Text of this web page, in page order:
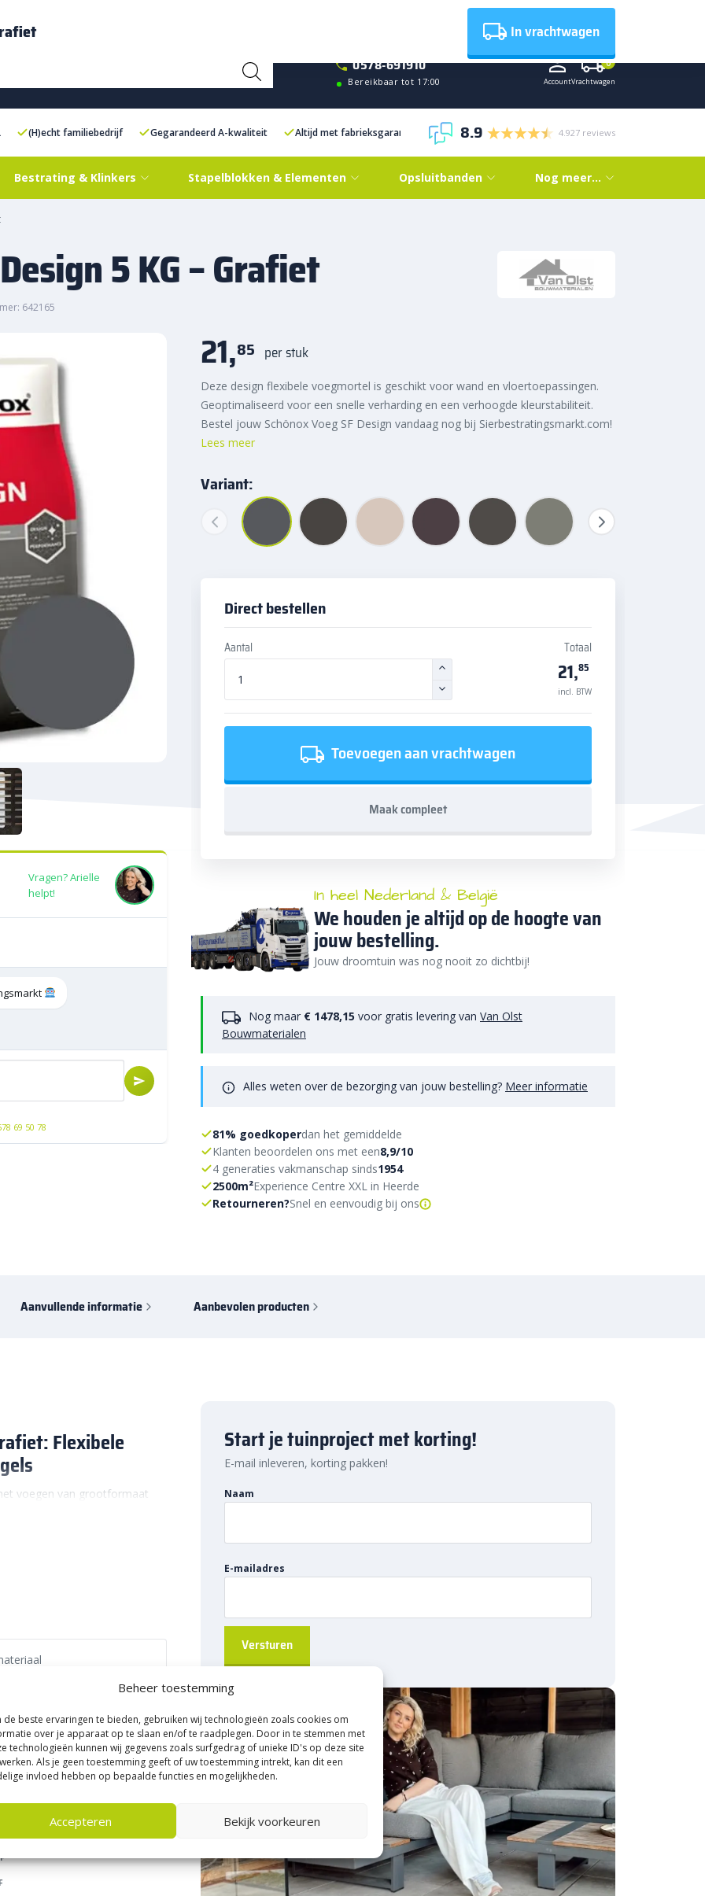
Beheer toestemming
de beste ervaringen te bieden, gebruiken wij technologieën zoals cookies om
over je apparaat op te slaan en/of te raadplegen. Door in te stemmen met
technologieën kunnen wij gegevens zoals surfgedrag of unieke ID's op deze site
Als je geen toestemming geeft of uw toestemming intrekt, kan dit een
invloed hebben op bepaalde functies en mogelijkheden.
Accepteren Bekijk voorkeuren
0578-691910
Bereikbaar tot 17:00 AccountVrachtwagen
0
(H)echt familiebedrijf Gegarandeerd A-kwaliteit Altijd met fabrieksgarantie 8.9 4.927 reviews
Bestrating & Klinkers Stapelblokken & Elementen Opsluitbanden Nog meer…
5 KG – Grafiet
642165
Vragen? Arielle
helpt!
69 50 78
21,85 per stuk
Deze design flexibele voegmortel is geschikt voor wand en vloertoepassingen.
Geoptimaliseerd voor een snelle verharding en een verhoogde kleurstabiliteit.
Bestel jouw Schönox Voeg SF Design vandaag nog bij Sierbestratingsmarkt.com!
Lees meer
Variant:
Direct bestellen
Aantal Totaal
21,85
incl. BTW
Toevoegen aan vrachtwagen
Maak compleet
In heel Nederland & België
We houden je altijd op de hoogte van
jouw bestelling.
Jouw droomtuin was nog nooit zo dichtbij!
Nog maar € 1478,15 voor gratis levering van Van Olst
Bouwmaterialen
Alles weten over de bezorging van jouw bestelling? Meer informatie
81% goedkoperdan het gemiddelde
Klanten beoordelen ons met een8,9/10
4 generaties vakmanschap sinds1954
2500m²Experience Centre XXL in Heerde
Retourneren?Snel en eenvoudig bij ons
Aanvullende informatie Aanbevolen producten
Flexibele
voegen van grootformaat
binnen als buiten. Deze
en biedt
kwaliteit.
slijtvastheid en uitstekende
zelfs onder zware
op vloerverwarming en is
maakt voor diverse
kleuren en geschikt voor
porcellanato en glastegels.
Start je tuinproject met korting!
E-mail inleveren, korting pakken!
Naam
E-mailadres
In vrachtwagen